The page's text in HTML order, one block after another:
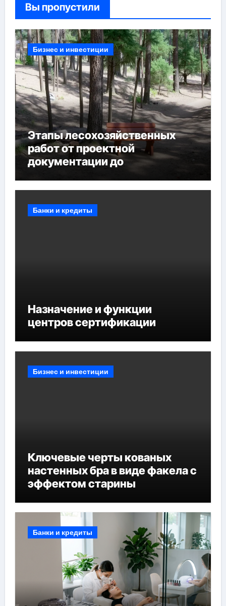
Вы пропустили
Бизнес и инвестиции
Этапы лесохозяйственных
работ от проектной
документации до
мероприятий и обустройства
Банки и кредиты
Назначение и функции
центров сертификации
Бизнес и инвестиции
Ключевые черты кованых
настенных бра в виде факела с
эффектом старины
Банки и кредиты